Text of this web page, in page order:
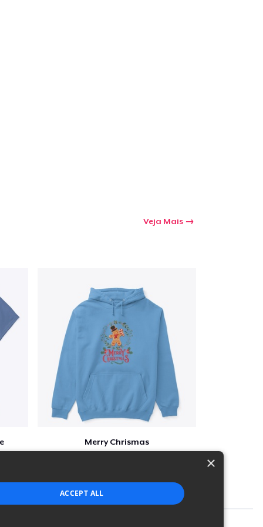
Veja Mais
Merry Chrismas
×
ACCEPT ALL